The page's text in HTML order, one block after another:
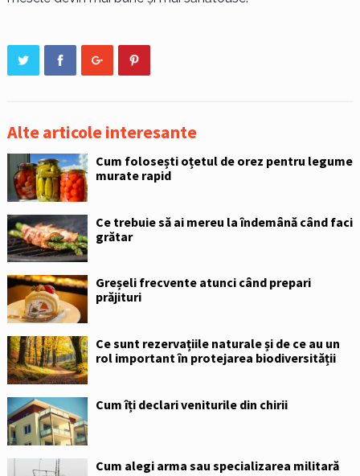
Alte articole interesante
Cum folosești oțetul de orez pentru legume
murate rapid
Ce trebuie să ai mereu la îndemână când faci
grătar
Greșeli frecvente atunci când prepari
prăjituri
Ce sunt rezervațiile naturale și de ce au un
rol important în protejarea biodiversității
Cum îți declari veniturile din chirii
Cum alegi arma sau specializarea militară